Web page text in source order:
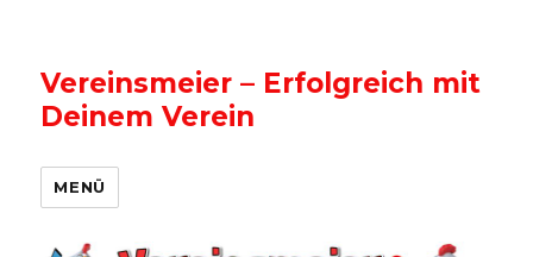
Vereinsmeier – Erfolgreich mit
Deinem Verein
MENÜ